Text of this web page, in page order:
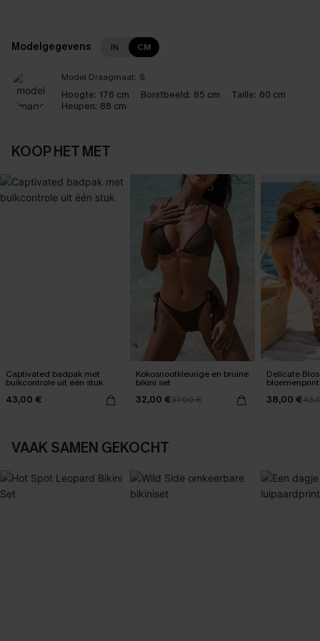
Modelgegevens IN CM
Model Draagmaat: S
Hoogte: 176 cm Borstbeeld: 85 cm Taille: 60 cm
Heupen: 88 cm
KOOP HET MET
Captivated badpak met
buikcontrole uit één stuk
43,00 €
Kokosnootkleurige en bruine
bikini set
32,00 €37,00 €
Delicate
38,00 €
VAAK SAMEN GEKOCHT